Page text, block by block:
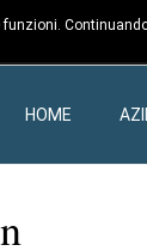
HOME
Continuando